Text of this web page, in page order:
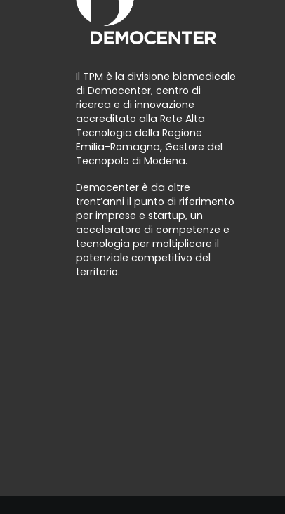
Il TPM è la divisione biomedicale
di Democenter, centro di
ricerca e di innovazione
accreditato alla Rete Alta
Tecnologia della Regione
Emilia-Romagna, Gestore del
Tecnopolo di Modena.
Democenter è da oltre
trent’anni il punto di riferimento
per imprese e startup, un
acceleratore di competenze e
tecnologia per moltiplicare il
potenziale competitivo del
territorio.